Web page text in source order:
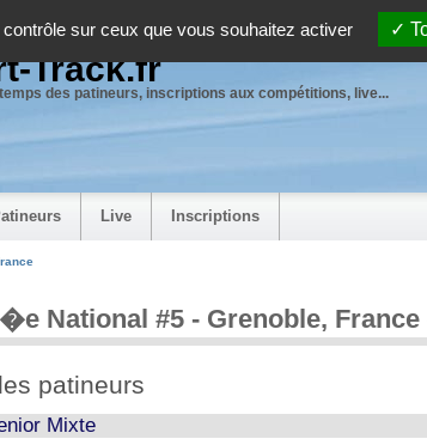
sur ceux que vous souhaitez activer
Track.fr
des patineurs, inscriptions aux compétitions, live...
Live Inscriptions
National #5 - Grenoble,
patineurs
Mixte